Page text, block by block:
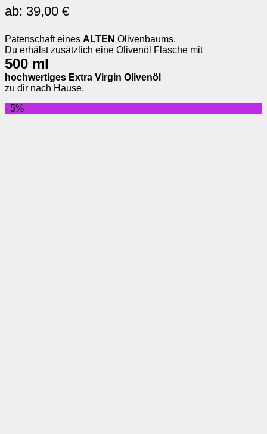
ab: 39,00 €
Patenschaft eines ALTEN Olivenbaums.
Du erhälst zusätzlich eine Olivenöl Flasche mit
500 ml
hochwertiges Extra Virgin Olivenöl
zu dir nach Hause.
- 5%